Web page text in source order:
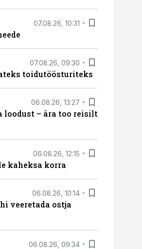
07.08.26, 10:31
07.08.26, 09:30
toidutöösturiteks
06.08.26, 13:27
loodust – ära too reisilt
06.08.26, 12:15
kaheksa korra
06.08.26, 10:14
veeretada ostja
06.08.26, 09:34